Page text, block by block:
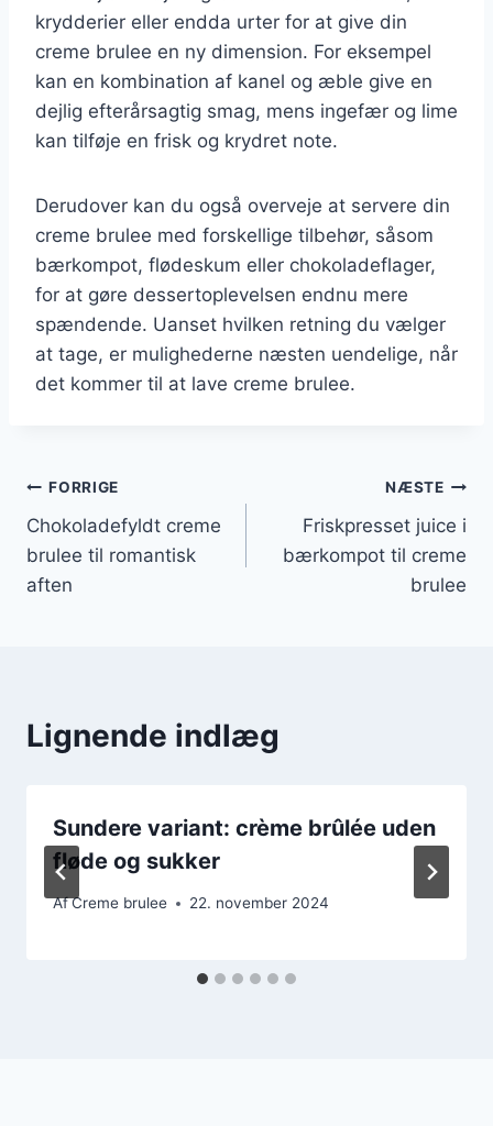
krydderier eller endda urter for at give din
creme brulee en ny dimension. For eksempel
kan en kombination af kanel og æble give en
dejlig efterårsagtig smag, mens ingefær og lime
kan tilføje en frisk og krydret note.
Derudover kan du også overveje at servere din
creme brulee med forskellige tilbehør, såsom
bærkompot, flødeskum eller chokoladeflager,
for at gøre dessertoplevelsen endnu mere
spændende. Uanset hvilken retning du vælger
at tage, er mulighederne næsten uendelige, når
det kommer til at lave creme brulee.
Indlægsnavigation
FORRIGE
Chokoladefyldt creme
brulee til romantisk
aften
NÆSTE
Friskpresset juice i
bærkompot til creme
brulee
Lignende indlæg
Sundere variant: crème brûlée uden
fløde og sukker
AfCreme brulee 22. november 2024